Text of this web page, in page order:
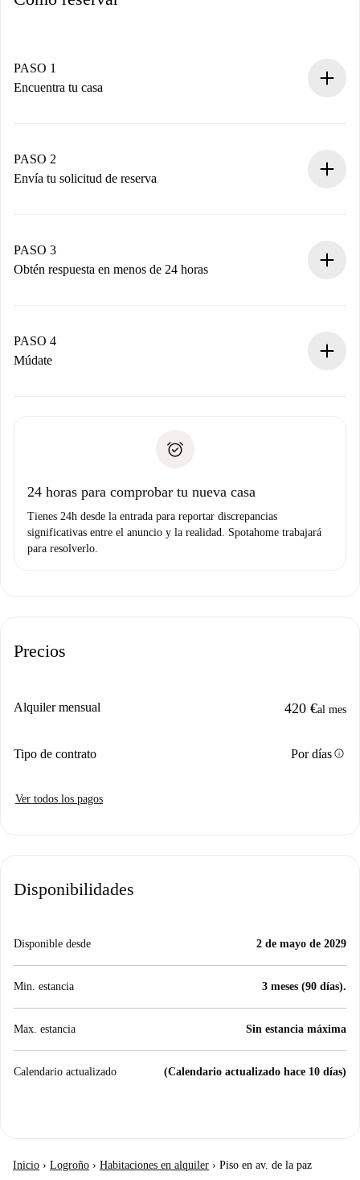
PASO 1
Encuentra tu casa
Tienes toda la información necesaria por adelantado.
PASO 2
Envía tu solicitud de reserva
propietario acepte.
PASO 3
Obtén respuesta en menos de 24 horas
contacto con el propietario.
Si es rechazada: No te haremos ningún cargo y te
Prueba de solvencia
PASO 4
Múdate
no nos comunicas ningún problema.
24 horas para comprobar tu nueva casa
Tienes 24h desde la entrada para reportar discrepancias
significativas entre el anuncio y la realidad. Spotahome trabajará
para resolverlo.
Precios
Alquiler mensual 420 €al mes
Tipo de contrato Por díasinfo
Ver todos los pagos
Disponibilidades
Disponible desde 2 de mayo de 2029
Min. estancia 3 meses (90 días).
Max. estancia Sin estancia máxima
Calendario actualizado (Calendario actualizado hace 10 días)
Inicio › Logroño › Habitaciones en alquiler › Piso en av. de la paz